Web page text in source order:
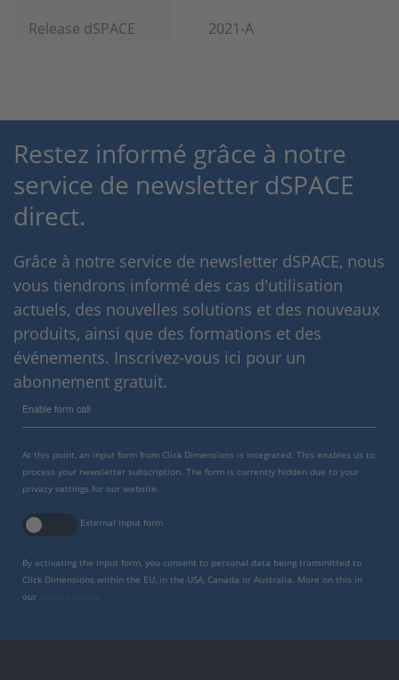
Release dSPACE 2021-A
Restez informé grâce à notre
service de newsletter dSPACE
direct.
Grâce à notre service de newsletter dSPACE, nous
vous tiendrons informé des cas d'utilisation
actuels, des nouvelles solutions et des nouveaux
produits, ainsi que des formations et des
événements. Inscrivez-vous ici pour un
abonnement gratuit.
Enable form call
At this point, an input form from Click Dimensions is integrated. This enables us to
process your newsletter subscription. The form is currently hidden due to your
privacy settings for our website.
External input form
By activating the input form, you consent to personal data being transmitted to
Click Dimensions within the EU, in the USA, Canada or Australia. More on this in
our